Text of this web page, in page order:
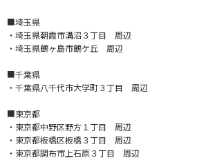
■埼玉県
・埼玉県朝霞市溝沼３丁目 周辺
・埼玉県鶴ヶ島市鶴ケ丘 周辺
■千葉県
・千葉県八千代市大学町３丁目 周辺
■東京都
・東京都中野区野方１丁目 周辺
・東京都板橋区板橋３丁目 周辺
・東京都調布市上石原３丁目 周辺